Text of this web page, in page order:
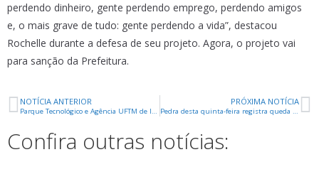
perdendo dinheiro, gente perdendo emprego, perdendo amigos
e, o mais grave de tudo: gente perdendo a vida”, destacou
Rochelle durante a defesa de seu projeto. Agora, o projeto vai
para sanção da Prefeitura.
NOTÍCIA ANTERIOR
Parque Tecnológico e Agência UFTM de Inovação promovem encontro tira-dúvidas sobre editais da Fapemig
PRÓXIMA NOTÍCIA
Pedra desta quinta-feira registra queda de mais de 20% no preço da cenoura
Confira outras notícias: